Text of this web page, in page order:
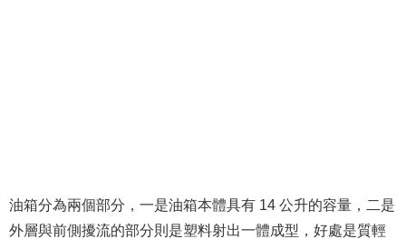
油箱分為兩個部分，一是油箱本體具有 14 公升的容量，二是
外層與前側擾流的部分則是塑料射出一體成型，好處是質輕